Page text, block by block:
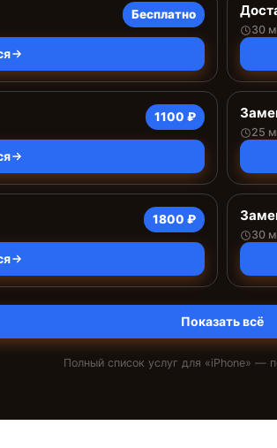
Бесплатно
30
1100 ₽
25
1800 ₽
30
Показать всё
Полный список услуг для «iPhone» —